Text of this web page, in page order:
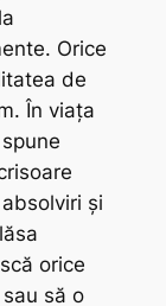
Orice
de
În viața
și
orice
să o